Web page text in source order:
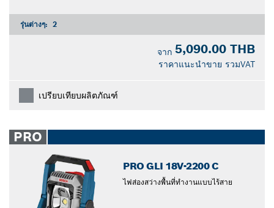
รุ่นต่างๆ: 2
จาก 5,090.00 THB
ราคาแนะนำขาย รวมVAT
เปรียบเทียบผลิตภัณฑ์
PRO
PRO GLI 18V-2200 C
ไฟส่องสว่างพื้นที่ทำงานแบบไร้สาย